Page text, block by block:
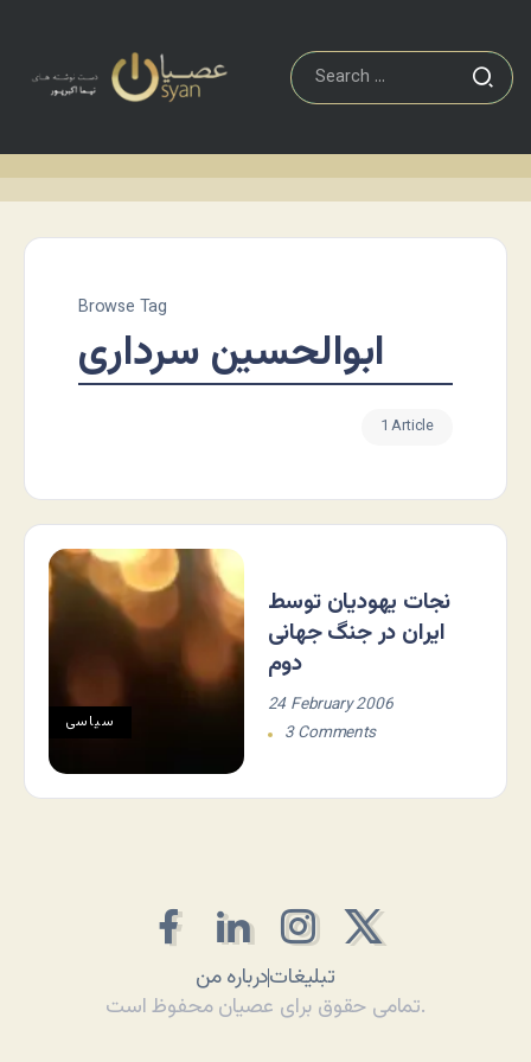
Browse Tag
ابوالحسین سرداری
1 Article
سياسی
نجات یهودیان توسط
ایران در جنگ جهانی
دوم
24 February 2006
3 Comments
درباره منتبلیغات
تمامی حقوق برای عصیان محفوظ است.